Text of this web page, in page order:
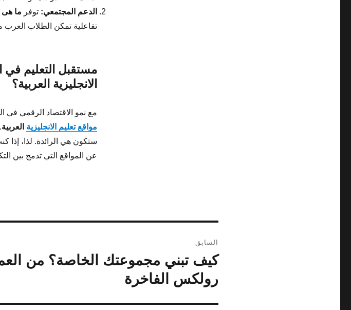
الدعم المجتمعي: توفر ما هى
تفاعلية تمكن الطلاب العرب
مستقبل التعليم
الانجليزية العربية؟
مع نمو الاقتصاد الرقمي في
مواقع تعليم الانجليزية العربية
ستكون هي الرائدة. لذا، إذا
عن المواقع التي تدمج بين
المقالات
السابق
المقالة
السابقة:
كيف تبني مجموعتك الخاصة؟ من
رولكس الفاخرة